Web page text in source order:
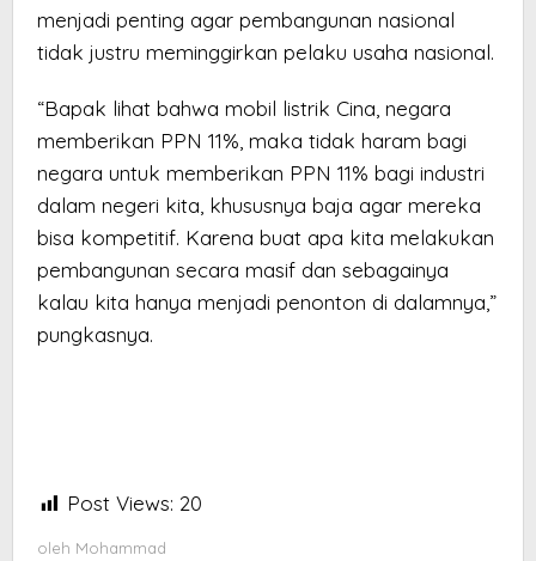
menjadi penting agar pembangunan nasional
tidak justru meminggirkan pelaku usaha nasional.
“Bapak lihat bahwa mobil listrik Cina, negara
memberikan PPN 11%, maka tidak haram bagi
negara untuk memberikan PPN 11% bagi industri
dalam negeri kita, khususnya baja agar mereka
bisa kompetitif. Karena buat apa kita melakukan
pembangunan secara masif dan sebagainya
kalau kita hanya menjadi penonton di dalamnya,”
pungkasnya.
Post Views: 20
oleh Mohammad